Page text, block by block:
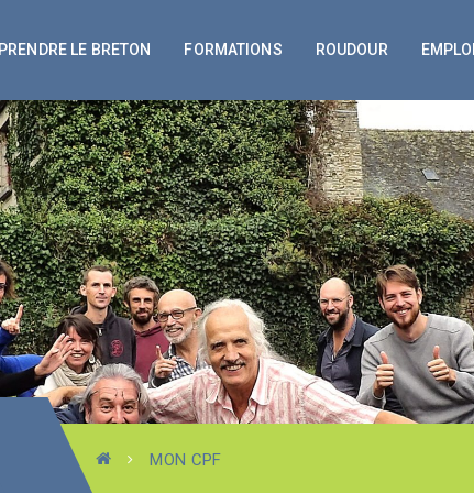
LE BRETON FORMATIONS ROUDOUR EMPLOI
MON CPF